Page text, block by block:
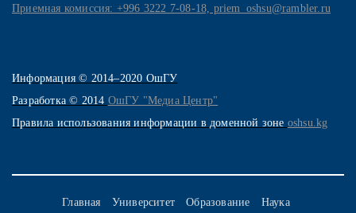
Приемная комиссия: +996 3222 7-08-18, priem_oshsu@rambler.ru
Информация © 2014–2020 ОшГУ
Разработка © 2014 ОшГУ "Медиа Центр"
Правила использования информации в доменной зоне oshsu.kg
Главная Университет Образование Наука